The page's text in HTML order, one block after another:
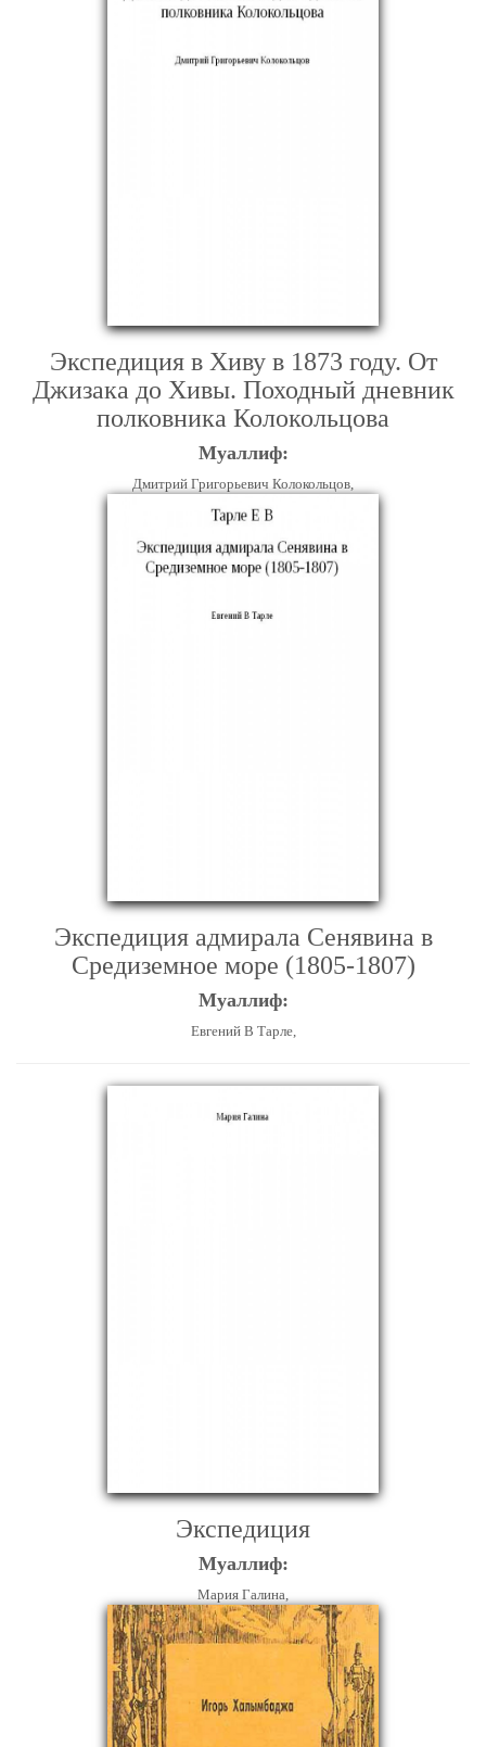
Экспедиция в Хиву в 1873 году. От
Джизака до Хивы. Походный дневник
полковника Колокольцова
Муаллиф:
Дмитрий Григорьевич Колокольцов,
Экспедиция адмирала Сенявина в
Средиземное море (1805-1807)
Муаллиф:
Евгений В Тарле,
Экспедиция
Муаллиф:
Мария Галина,